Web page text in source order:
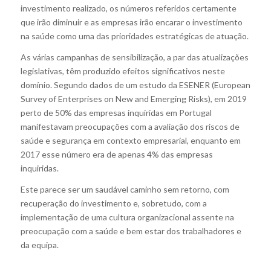
investimento realizado, os números referidos certamente
que irão diminuir e as empresas irão encarar o investimento
na saúde como uma das prioridades estratégicas de atuação.
As várias campanhas de sensibilização, a par das atualizações
legislativas, têm produzido efeitos significativos neste
domínio. Segundo dados de um estudo da ESENER (European
Survey of Enterprises on New and Emerging Risks), em 2019
perto de 50% das empresas inquiridas em Portugal
manifestavam preocupações com a avaliação dos riscos de
saúde e segurança em contexto empresarial, enquanto em
2017 esse número era de apenas 4% das empresas
inquiridas.
Este parece ser um saudável caminho sem retorno, com
recuperação do investimento e, sobretudo, com a
implementação de uma cultura organizacional assente na
preocupação com a saúde e bem estar dos trabalhadores e
da equipa.